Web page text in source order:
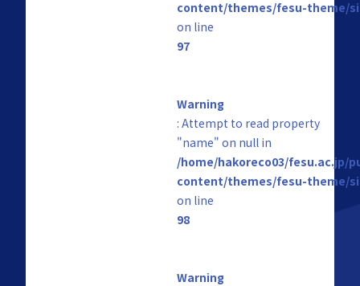
content/themes/fesu-theme/
on line
97
Warning
: Attempt to read property
"name" on null in
/home/hakoreco03/fesu.ac.jp/
content/themes/fesu-theme/
on line
98
Warning